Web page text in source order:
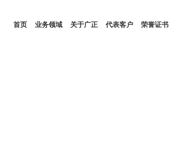
首页 业务领域 关于广正 代表客户 荣誉证书